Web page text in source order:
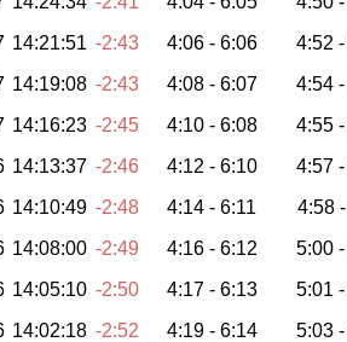
14:21:51 -2:43 4:06 - 6:06 4:52 -
14:19:08 -2:43 4:08 - 6:07 4:54 -
14:16:23 -2:45 4:10 - 6:08 4:55 -
14:13:37 -2:46 4:12 - 6:10 4:57 -
14:10:49 -2:48 4:14 - 6:11 4:58 -
14:08:00 -2:49 4:16 - 6:12 5:00 -
14:05:10 -2:50 4:17 - 6:13 5:01 -
14:02:18 -2:52 4:19 - 6:14 5:03 -